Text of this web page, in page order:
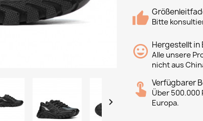

Bitte
Hergestellt in
Alle unsere
nicht aus
Verfügbarer
Über 500.000
Europa.